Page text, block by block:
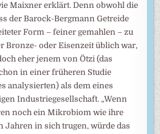
Maixner erklärt. Denn obwohl die
der Barock-Bergmann Getreide
Form – feiner gemahlen – zu
Bronze- oder Eisenzeit üblich war,
eher jenem von Ötzi (das
in einer früheren Studie
analysierten) als dem eines
Industriegesellschaft. „Wenn
noch ein Mikrobiom wie ihre
Jahren in sich trugen, würde das